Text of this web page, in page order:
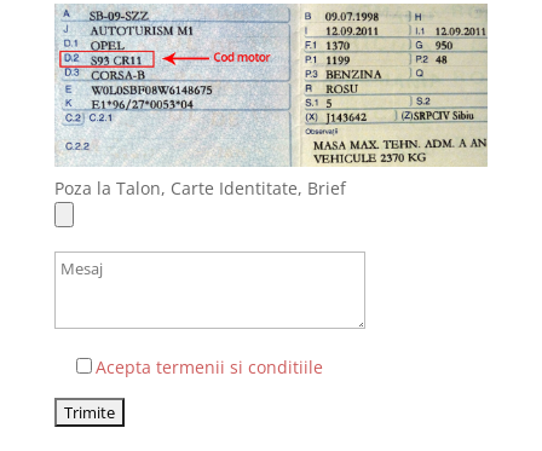
Poza la Talon, Carte Identitate, Brief
Acepta termenii si conditiile